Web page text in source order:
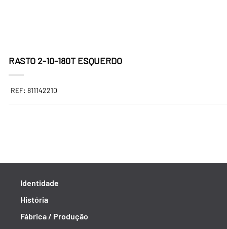
RASTO 2-10-180T ESQUERDO
REF: 811142210
Identidade
História
Fábrica / Produção